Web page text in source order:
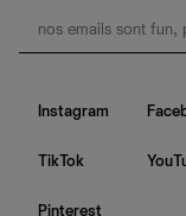
Instagram
TikTok
Pinterest